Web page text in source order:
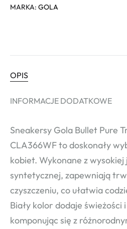
MARKA: GOLA
OPIS
INFORMACJE DODATKOWE
Sneakersy Gola Bullet Pure
CLA366WF to doskonały
kobiet. Wykonane z
syntetycznej, zapewniają
czyszczeniu, co ułatwia
Biały kolor dodaje świeżości
komponując się z